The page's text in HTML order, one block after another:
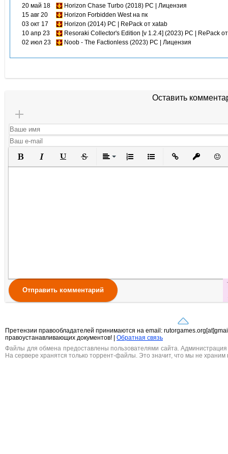
20 май 18
Horizon Chase Turbo (2018) PC | Лицензия
15 авг 20
Horizon Forbidden West на пк
03 окт 17
Horizon (2014) PC | RePack от xatab
10 апр 23
Resoraki Collector's Edition [v 1.2.4] (2023) PC | RePack
02 июл 23
Noob - The Factionless (2023) PC | Лицензия
Оставить
Полужирный
КурсивПодчеркнутый
ЗачеркнутыйВыравнивание
Нумерованный список
Маркированный список
Вставить ссылку
Вставить
Отправить комментарий
Претензии правообладателей принимаются на email:
правоустанавливающих документов! |
Обратная связь
Файлы для обмена предоставлены пользователями сайта. Администрация
На сервере хранятся только торрент-файлы. Это значит, что мы не